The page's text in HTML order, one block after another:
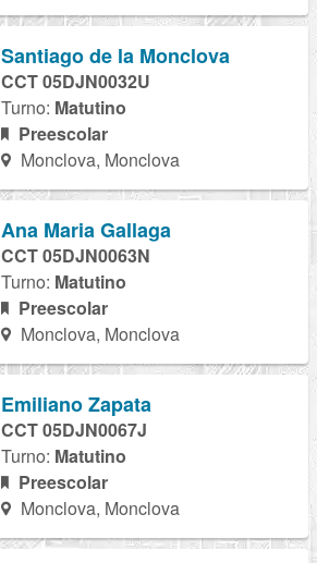
Santiago de la Monclova
CCT 05DJN0032U
Turno: Matutino
Preescolar
Monclova, Monclova
Ana Maria Gallaga
CCT 05DJN0063N
Turno: Matutino
Preescolar
Monclova, Monclova
Emiliano Zapata
CCT 05DJN0067J
Turno: Matutino
Preescolar
Monclova, Monclova